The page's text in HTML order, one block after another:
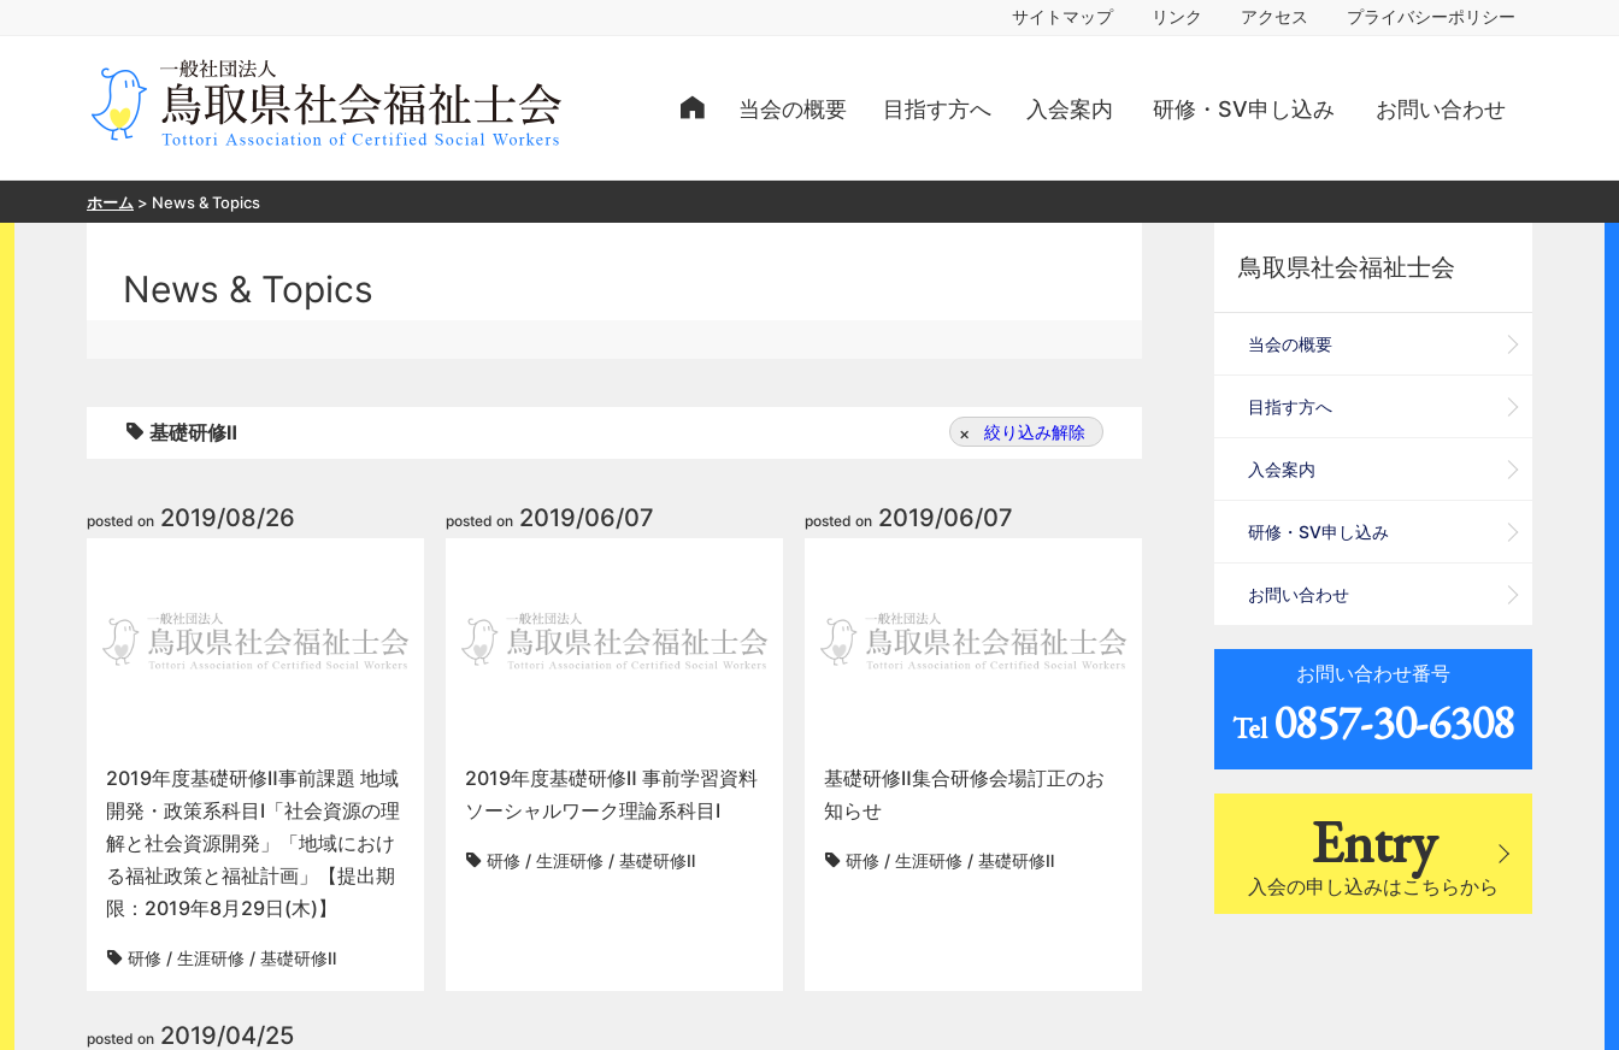
サイトマップ リンク アクセス プライバシーポリシー
当会の概要 目指す方へ 入会案内 研修・SV申し込み お問い合わせ
ホーム > News & Topics
News & Topics
基礎研修Ⅱ 絞り込み解除
posted on 2019/08/26
2019年度基礎研修Ⅱ事前課題 地域
開発・政策系科目Ⅰ「社会資源の理
解と社会資源開発」「地域におけ
る福祉政策と福祉計画」【提出期
限：2019年8月29日(木)】
研修 / 生涯研修 / 基礎研修Ⅱ
posted on2019/06/07
2019年度基礎研修Ⅱ 事前学習資料
ソーシャルワーク理論系科目Ⅰ
研修/ 生涯研修/ 基礎研修Ⅱ
posted on2019/06/07
基礎研修Ⅱ集合研修会場訂正のお
知らせ
研修/ 生涯研修/ 基礎研修Ⅱ
posted on 2019/04/25
鳥取県社会福祉士会
当会の概要
目指す方へ
入会案内
研修・SV申し込み
お問い合わせ
お問い合わせ番号
Tel0857-30-6308
Entry
入会の申し込みはこちらから